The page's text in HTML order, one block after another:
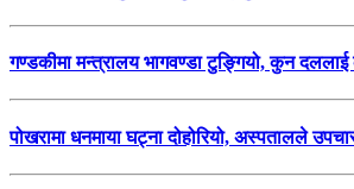
गण्डकीमा मन्त्रालय भागवण्डा टुङ्गियो, कुन
पोखरामा धनमाया घट्ना दोहोरियो, अस्पतालले